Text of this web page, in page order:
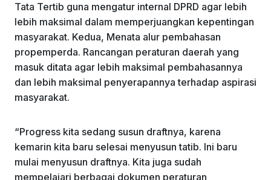
Tata Tertib guna mengatur internal DPRD agar lebih
lebih maksimal dalam memperjuangkan kepentingan
masyarakat. Kedua, Menata alur pembahasan
propemperda. Rancangan peraturan daerah yang
masuk ditata agar lebih maksimal pembahasannya
dan lebih maksimal penyerapannya terhadap aspirasi
masyarakat.
“Progress kita sedang susun draftnya, karena
kemarin kita baru selesai menyusun tatib. Ini baru
mulai menyusun draftnya. Kita juga sudah
mempelajari berbagai dokumen peraturan